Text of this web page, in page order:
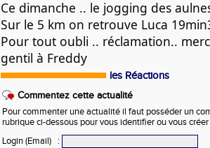
Ce dimanche .. le jogging des
Sur le 5 km on retrouve Luca
Pour tout oubli .. réclamation..
gentil à Freddy
les Réactions
Commentez cette actualité
Pour commenter une actualité il faut posséder un
rubrique ci-dessous pour vous identifier ou vous
Login (Email)
: